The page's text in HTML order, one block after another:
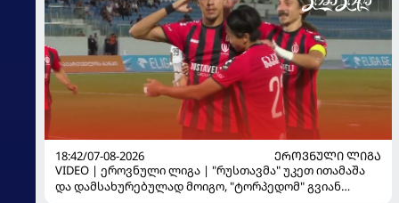
18:42/07-08-2026
ᲔᲠᲝᲕᲜᲣᲚᲘ ᲚᲘᲒᲐ
VIDEO | ეროვნული ლიგა | "რუსთავმა" უკეთ ითამაშა
და დამსახურებულად მოიგო, "ტორპედომ" გვიან